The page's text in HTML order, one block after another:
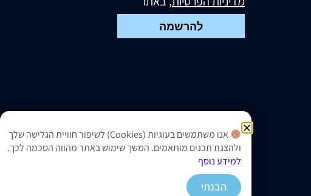
להרשמה
אנו משתמשים בעוגיות (Cookies) לשיפור חוויית הגלישה שלך
ולהצגת תכנים מותאמים. המשך שימוש באתר מהווה הסכמה לכך.
למידע נוסף
הבנתי